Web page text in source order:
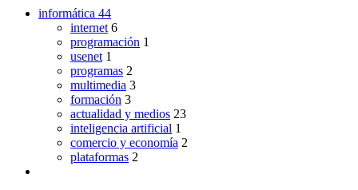
informática 44
internet 6
programación 1
usenet 1
programas 2
multimedia 3
formación 3
actualidad y medios 23
inteligencia artificial 1
comercio y economía 2
plataformas 2